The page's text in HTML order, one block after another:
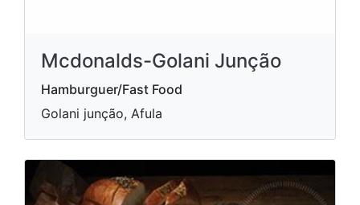
Mcdonalds-Golani Junção
Hamburguer/Fast Food
Golani junção, Afula